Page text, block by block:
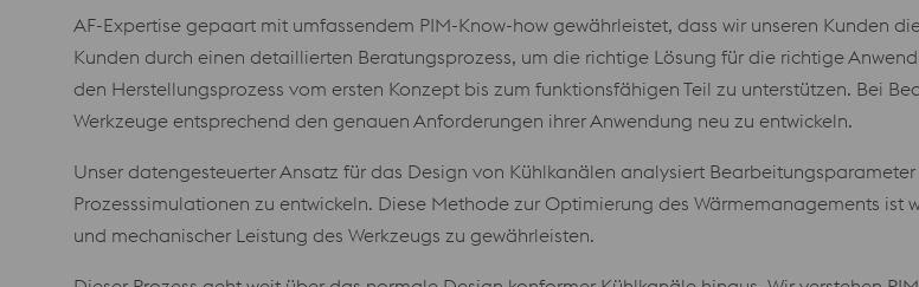
AF-Expertise gepaart mit umfassendem PIM-Know-how gewährleistet, dass wir unseren Kunden
Kunden durch einen detaillierten Beratungsprozess, um die richtige Lösung für die richtige
den Herstellungsprozess vom ersten Konzept bis zum funktionsfähigen Teil zu unterstützen. Bei
Werkzeuge entsprechend den genauen Anforderungen ihrer Anwendung neu zu entwickeln.
Unser datengesteuerter Ansatz für das Design von Kühlkanälen analysiert
Prozesssimulationen zu entwickeln. Diese Methode zur Optimierung des Wärmemanagements
und mechanischer Leistung des Werkzeugs zu gewährleisten.